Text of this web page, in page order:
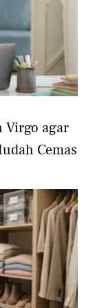
Virgo agar
Cemas